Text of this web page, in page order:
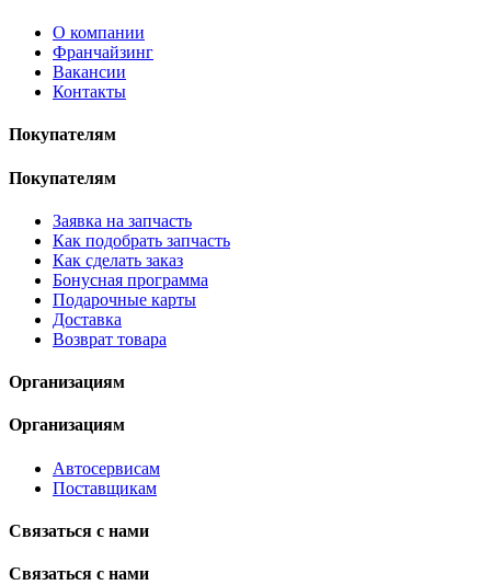
О компании
Франчайзинг
Вакансии
Контакты
Покупателям
Покупателям
Заявка на запчасть
Как подобрать запчасть
Как сделать заказ
Бонусная программа
Подарочные карты
Доставка
Возврат товара
Организациям
Организациям
Автосервисам
Поставщикам
Связаться с нами
Связаться с нами